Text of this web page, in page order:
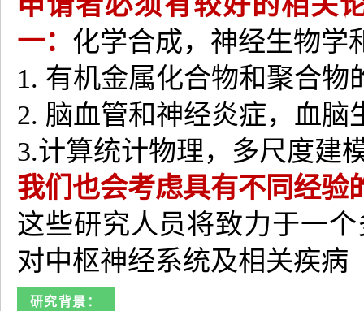
一： 化学合成，神经生物学
1. 有机金属化合物和聚合
2. 脑血管和神经炎症，血脑
3.计算统计物理，多尺度建
我们也会考虑具有不同经验
这些研究人员将致力于一
对中枢神经系统及相关疾病
研究背景：